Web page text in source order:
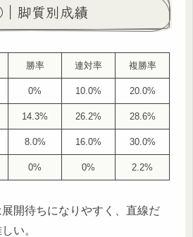
脚質別成績
勝率 連対率 複勝率
0% 10.0% 20.0%
14.3% 26.2% 28.6%
8.0% 16.0% 30.0%
0% 0% 2.2%
開待ちになりやすく、直線だ
い。